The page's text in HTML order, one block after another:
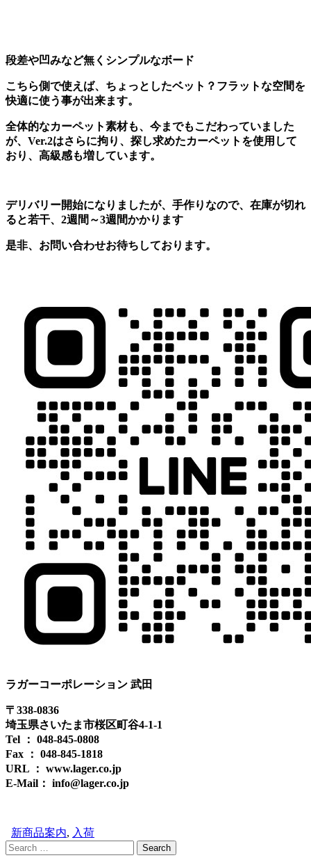
段差や凹みなど無くシンプルなボード
こちら側で使えば、ちょっとしたベット？フラットな空間を
快適に使う事が出来ます。
全体的なカーペット素材も、今までもこだわっていました
が、Ver.2はさらに拘り、探し求めたカーペットを使用して
おり、高級感も増しています。
デリバリー開始になりましたが、手作りなので、在庫が切れ
ると若干、2週間～3週間かかります
是非、お問い合わせお待ちしております。
ラガーコーポレーション 武田
〒338-0836
埼玉県さいたま市桜区町谷4-1-1
Tel ： 048-845-0808
Fax ： 048-845-1818
URL ： www.lager.co.jp
E-Mail： info@lager.co.jp
新商品案内, 入荷
Search
for: